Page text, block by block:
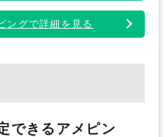
ングで詳細を見る
できるアメピン